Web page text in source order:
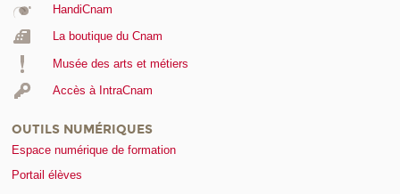
HandiCnam
La boutique du Cnam
Musée des arts et métiers
Accès à IntraCnam
OUTILS NUMÉRIQUES
Espace numérique de formation
Portail élèves